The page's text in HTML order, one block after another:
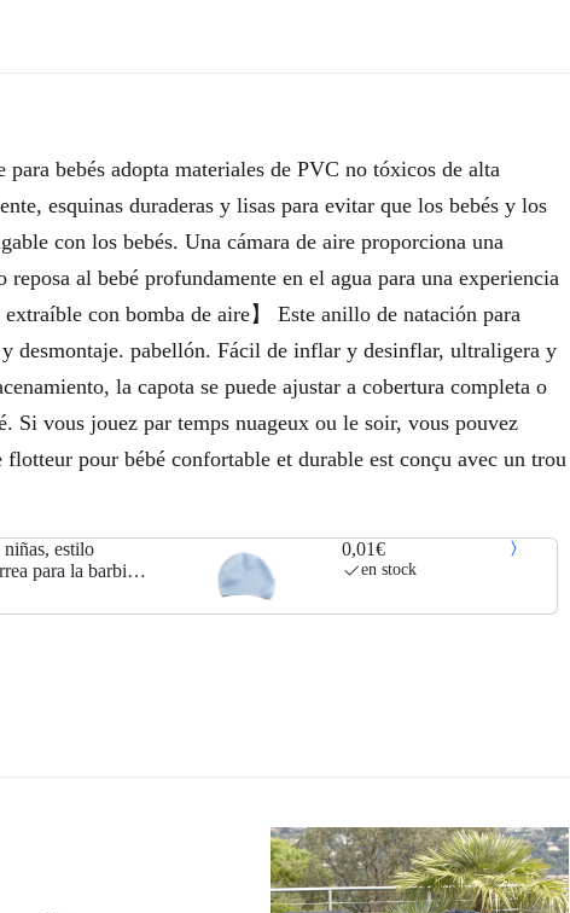
bebés adopta materiales de PVC no tóxicos de alta
esquinas duraderas y lisas para evitar que los bebés y los
con los bebés. Una cámara de aire proporciona una
al bebé profundamente en el agua para una experiencia
con bomba de aire】 Este anillo de natación para
desmontaje. pabellón. Fácil de inflar y desinflar, ultraligera y
la capota se puede ajustar a cobertura completa o
Si vous jouez par temps nuageux ou le soir, vous pouvez
pour bébé confortable et durable est conçu avec un trou
estilo
para la barbilla,
0,01€
en stock